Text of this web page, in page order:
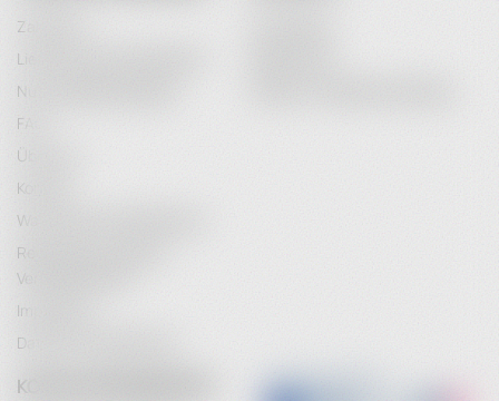
Zahlarten
Lieferung & Versandkosten
Nutzungsbedingungen
FAQ
Über uns
Kontakt
Wartung & Instandhaltung
Rechtliche Hinweise /
Vertragsschluss
Impressum
Datenschutzerklärung
KONTAKTINFORMATION